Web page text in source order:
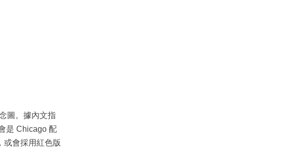
圖。據內文指
是 Chicago 配
或會採用紅色版